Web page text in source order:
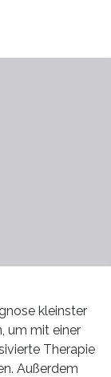
kleinster
um mit einer
Therapie
Außerdem